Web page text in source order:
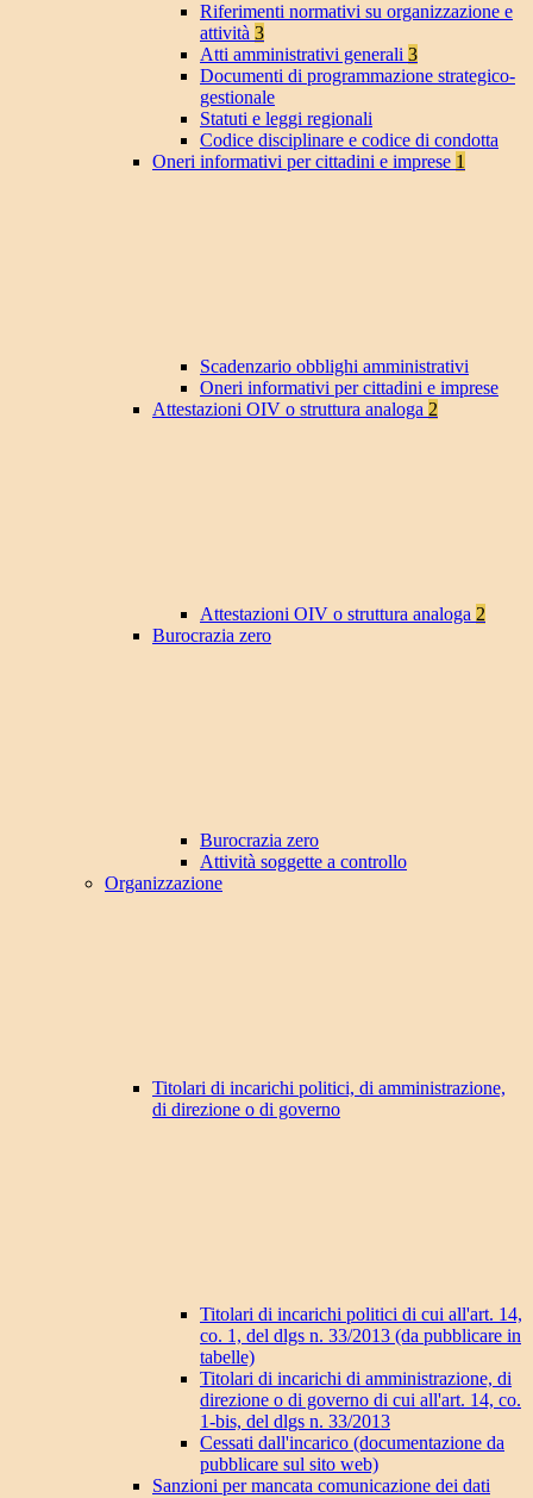
Riferimenti normativi su organizzazione e
attività 3
Atti amministrativi generali 3
Documenti di programmazione strategico-
gestionale
Statuti e leggi regionali
Codice disciplinare e codice di condotta
Oneri informativi per cittadini e imprese 1
Scadenzario obblighi amministrativi
Oneri informativi per cittadini e imprese
Attestazioni OIV o struttura analoga 2
Attestazioni OIV o struttura analoga 2
Burocrazia zero
Burocrazia zero
Attività soggette a controllo
Organizzazione
Titolari di incarichi politici, di amministrazione,
di direzione o di governo
Titolari di incarichi politici di cui all'art. 14,
co. 1, del dlgs n. 33/2013 (da pubblicare in
tabelle)
Titolari di incarichi di amministrazione, di
direzione o di governo di cui all'art. 14, co.
1-bis, del dlgs n. 33/2013
Cessati dall'incarico (documentazione da
pubblicare sul sito web)
Sanzioni per mancata comunicazione dei dati